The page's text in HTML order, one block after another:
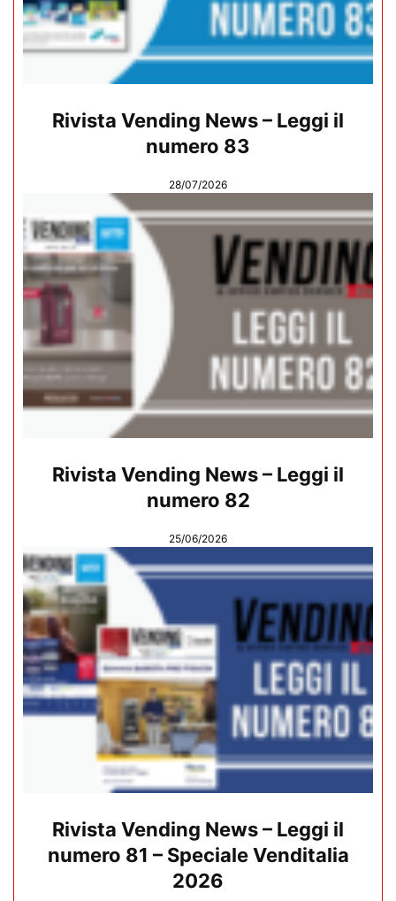
Rivista Vending News – Leggi il
numero 83
28/07/2026
Rivista Vending News – Leggi il
numero 82
25/06/2026
Rivista Vending News – Leggi il
numero 81 – Speciale Venditalia
2026